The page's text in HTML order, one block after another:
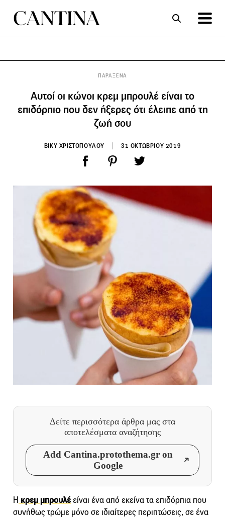
ΠΑΡΑΞΕΝΑ
Αυτοί οι κώνοι κρεμ μπρουλέ είναι το
επιδόρπιο που δεν ήξερες ότι έλειπε από τη
ζωή σου
ΒΙΚΥ ΧΡΙΣΤΟΠΟΥΛΟΥ 31 ΟΚΤΩΒΡΙΟΥ 2019
Δείτε περισσότερα άρθρα μας στα
αποτελέσματα αναζήτησης
Add Cantina.protothema.gr on
Google
Η κρεμ μπρουλέείναι ένα από εκείνα τα επιδόρπια που
συνήθως τρώμε μόνο σε ιδιαίτερες περιπτώσεις, σε ένα